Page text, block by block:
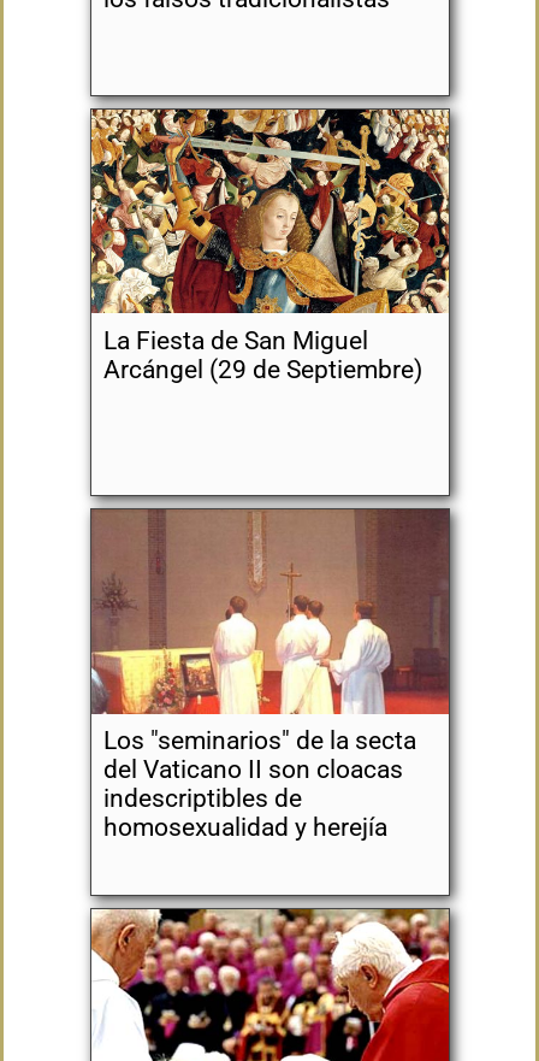
La Fiesta de San Miguel
Arcángel (29 de Septiembre)
Los "seminarios" de la secta
del Vaticano II son cloacas
indescriptibles de
homosexualidad y herejía